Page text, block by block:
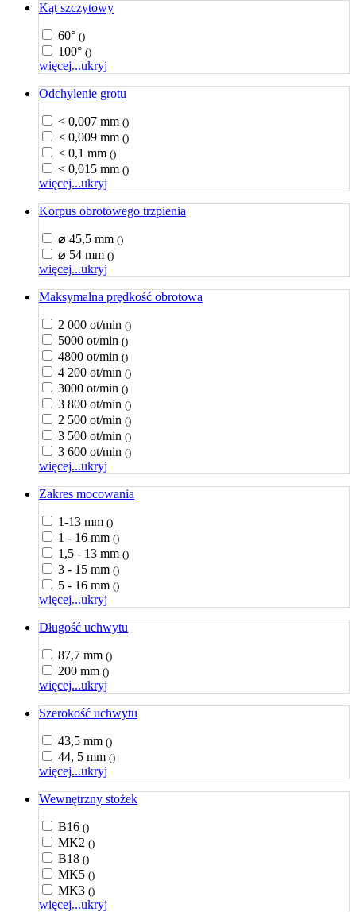
Kąt szczytowy
60° ()
100° ()
więcej...ukryj
Odchylenie grotu
< 0,007 mm ()
< 0,009 mm ()
< 0,1 mm ()
< 0,015 mm ()
więcej...ukryj
Korpus obrotowego trzpienia
⌀ 45,5 mm ()
⌀ 54 mm ()
więcej...ukryj
Maksymalna prędkość obrotowa
2 000 ot/min ()
5000 ot/min ()
4800 ot/min ()
4 200 ot/min ()
3000 ot/min ()
3 800 ot/min ()
2 500 ot/min ()
3 500 ot/min ()
3 600 ot/min ()
więcej...ukryj
Zakres mocowania
1-13 mm ()
1 - 16 mm ()
1,5 - 13 mm ()
3 - 15 mm ()
5 - 16 mm ()
więcej...ukryj
Długość uchwytu
87,7 mm ()
200 mm ()
więcej...ukryj
Szerokość uchwytu
43,5 mm ()
44, 5 mm ()
więcej...ukryj
Wewnętrzny stożek
B16 ()
MK2 ()
B18 ()
MK5 ()
MK3 ()
więcej...ukryj